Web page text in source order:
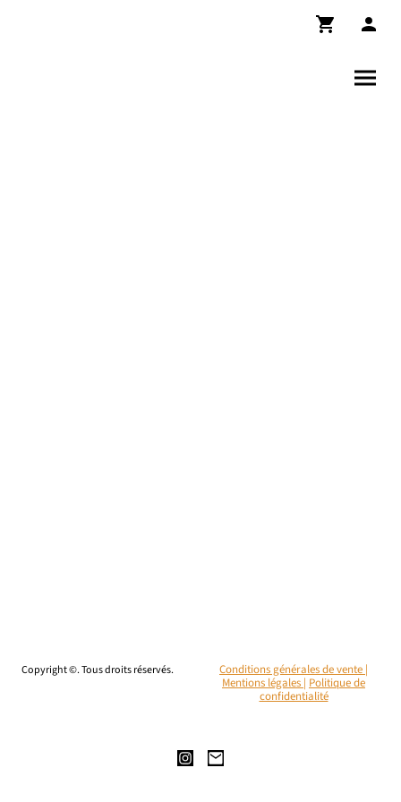
Copyright ©. Tous droits réservés.
Conditions générales de vente |
Mentions légales | Politique de
confidentialité